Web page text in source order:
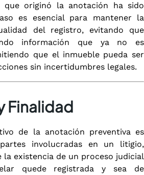
que originó la anotación ha sido
es esencial para mantener la
del registro, evitando que
información que ya no es
que el inmueble pueda ser
sin incertidumbres legales.
Finalidad
de la anotación preventiva es
involucradas en un litigio,
la existencia de un proceso judicial
quede registrada y sea de